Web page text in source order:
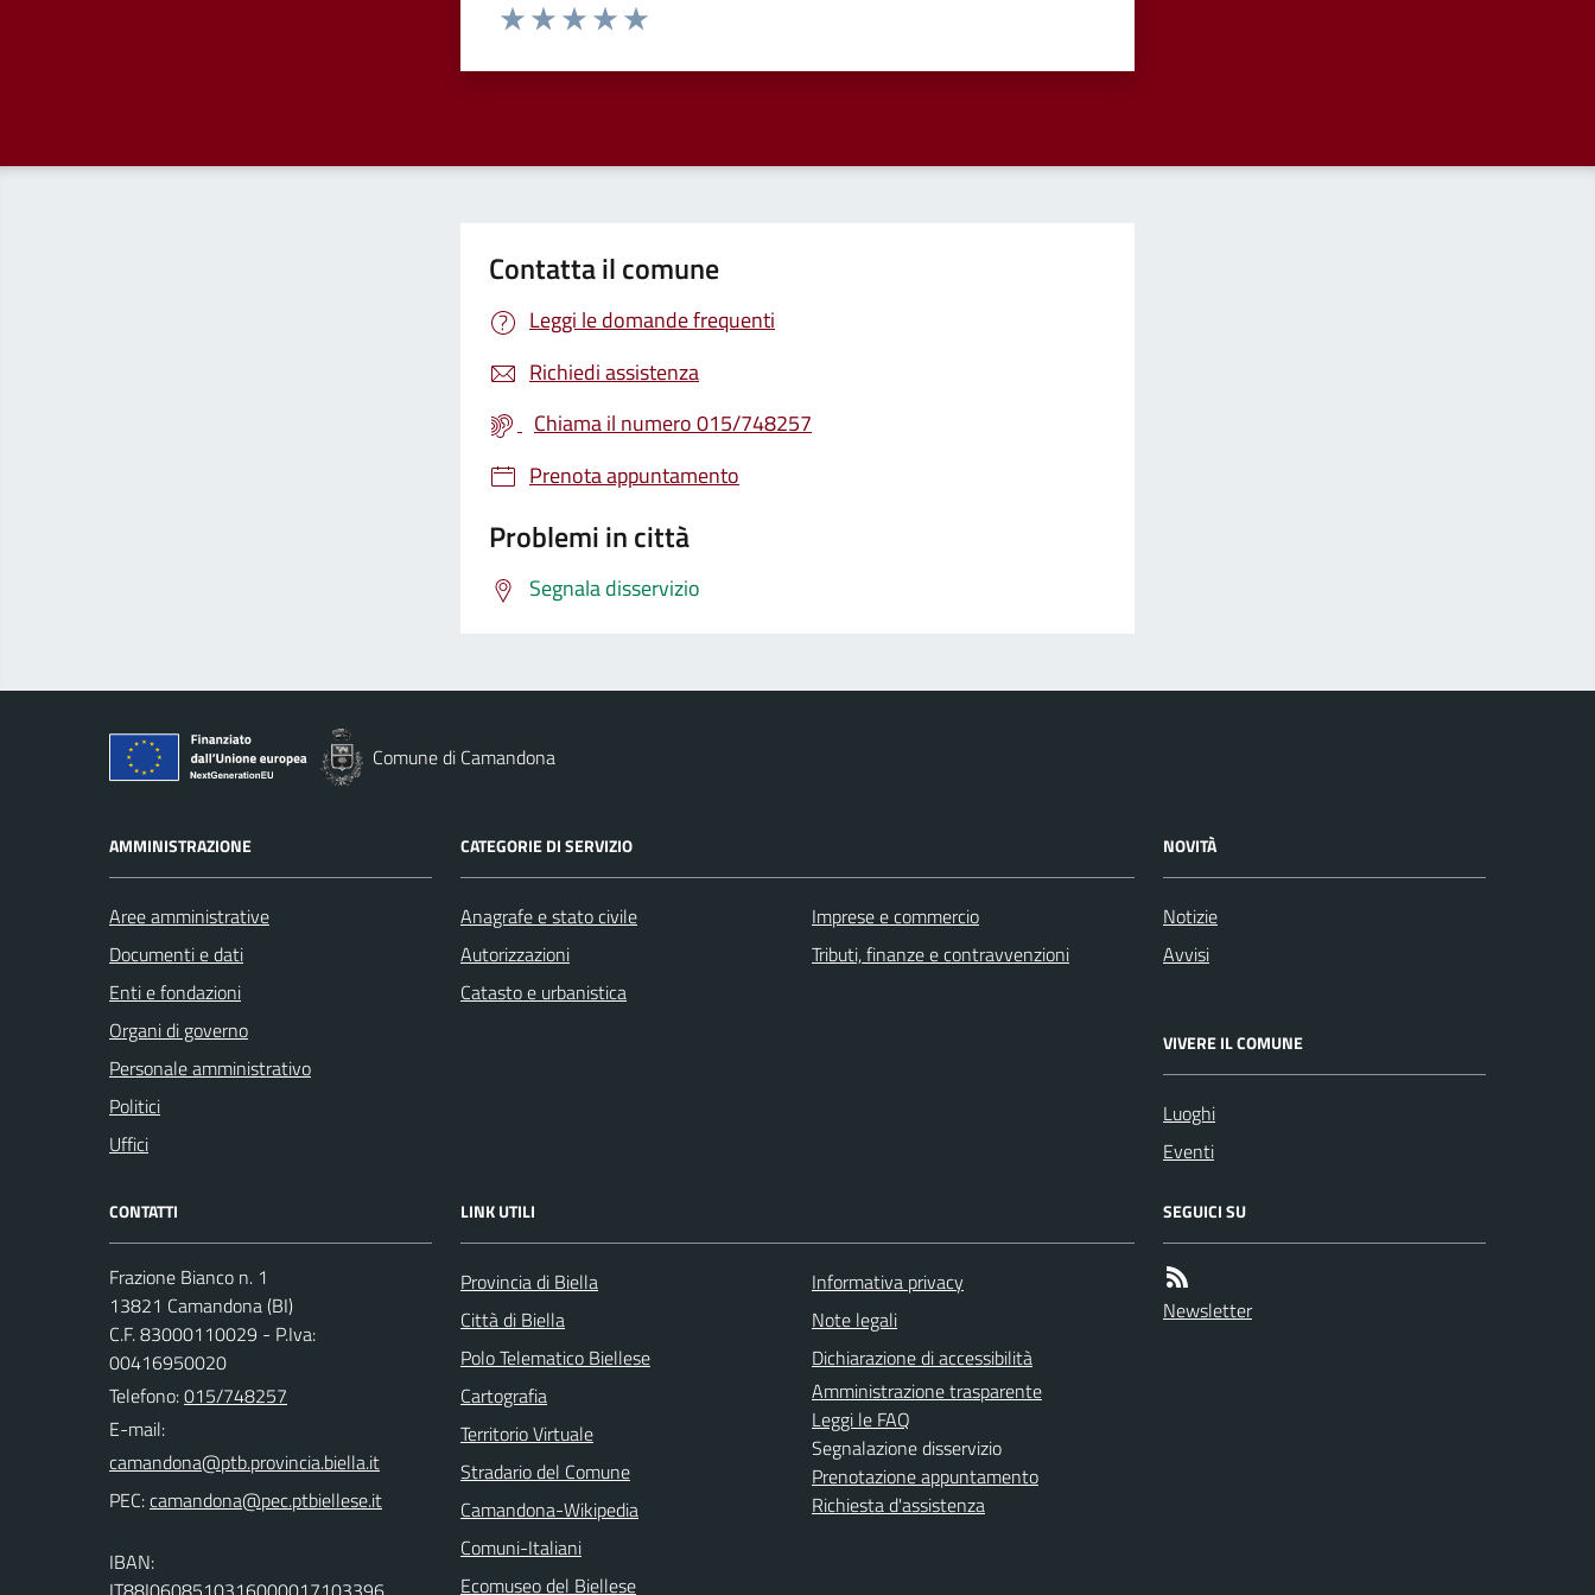
Valuta da 1 a 5 stelle la pagina
Contatta il comune
Leggi le domande frequenti
Richiedi assistenza
Chiama il numero 015/748257
Prenota appuntamento
Problemi in città
Segnala disservizio
Comune di Camandona
AMMINISTRAZIONE
Aree amministrative
Documenti e dati
Enti e fondazioni
Organi di governo
Personale amministrativo
Politici
Uffici
CATEGORIE DI SERVIZIO
Anagrafe e stato civile
Autorizzazioni
Catasto e urbanistica
Imprese e commercio
Tributi, finanze e contravvenzioni
NOVITÀ
Notizie
Avvisi
VIVERE IL COMUNE
Luoghi
Eventi
CONTATTI
Frazione Bianco n. 1
13821 Camandona (BI)
C.F. 83000110029 - P.Iva:
00416950020
Telefono:015/748257
E-mail:
PEC:
IBAN:
LINK UTILI
Provincia di Biella
Città di Biella
Polo Telematico Biellese
Cartografia
Territorio Virtuale
Stradario del Comune
Camandona-Wikipedia
Comuni-Italiani
Ecomuseo del Biellese
Informativa privacy
Note legali
Dichiarazione di accessibilità
Amministrazione trasparente
Leggi le FAQ
Segnalazione disservizio
Prenotazione appuntamento
Richiesta d'assistenza
SEGUICI SU
Newsletter